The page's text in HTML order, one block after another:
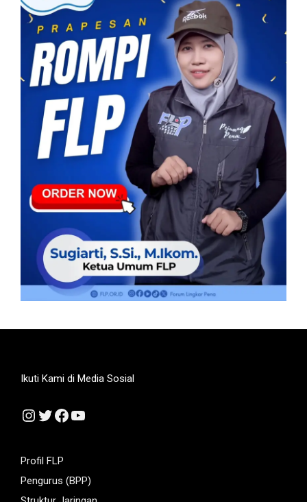
Ikuti Kami di Media Sosial
Instagram
Twitter
Facebook
YouTube
Profil FLP
Pengurus (BPP)